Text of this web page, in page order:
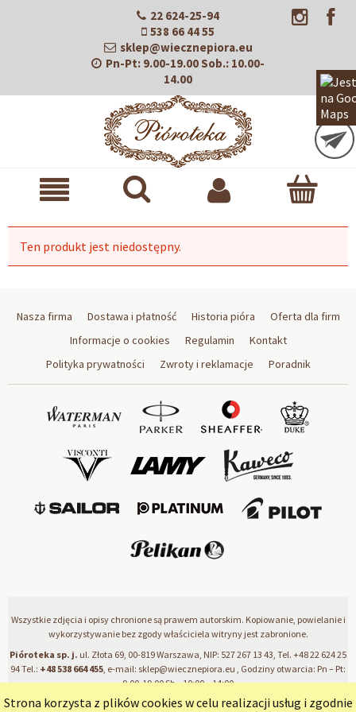
Strona korzysta z plików cookies w celu realizacji usług i zgodnie
22 624-25-94
538 66 44 55
sklep@wiecznepiora.eu
Pn-Pt: 9.00-19.00Sob.: 10.00-
14.00
Ten produkt jest niedostępny.
Nasza firma Dostawa i płatność Historia pióra
Oferta dla firm
Informacje o cookies
Regulamin
Kontakt
Polityka prywatności
Zwroty i reklamacje Poradnik
Wszystkie zdjęcia i opisy chronione są prawem autorskim. Kopiowanie, powielanie i
wykorzystywanie bez zgody właściciela witryny jest zabronione.
Pióroteka sp. j. ul. Złota 69, 00-819 Warszawa, NIP: 527 267 13 43, Tel. +48 22 624 25
94Tel.: +48 538 664 455, e-mail: sklep@wiecznepiora.eu , Godziny otwarcia: Pn – Pt:
9.00-19.00 Sb – 10:00 – 14:00